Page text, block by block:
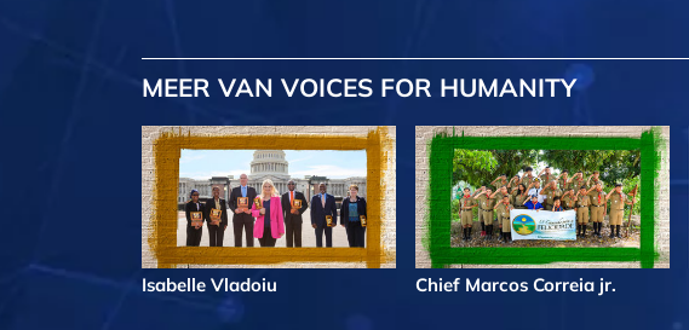
MEER VAN VOICES FOR HUMANITY
Isabelle Vladoiu Chief Marcos Correia jr.